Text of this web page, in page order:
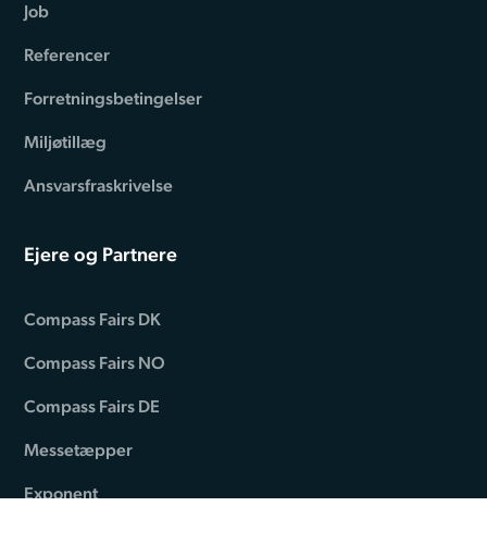
Job
Referencer
Forretningsbetingelser
Miljøtillæg
Ansvarsfraskrivelse
Ejere og Partnere
Compass Fairs DK
Compass Fairs NO
Compass Fairs DE
Messetæpper
Exponent